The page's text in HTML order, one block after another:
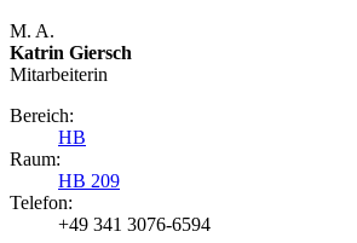
M. A.
Katrin Giersch
Mitarbeiterin
Bereich:
HB
Raum:
HB 209
Telefon:
+49 341 3076-6594